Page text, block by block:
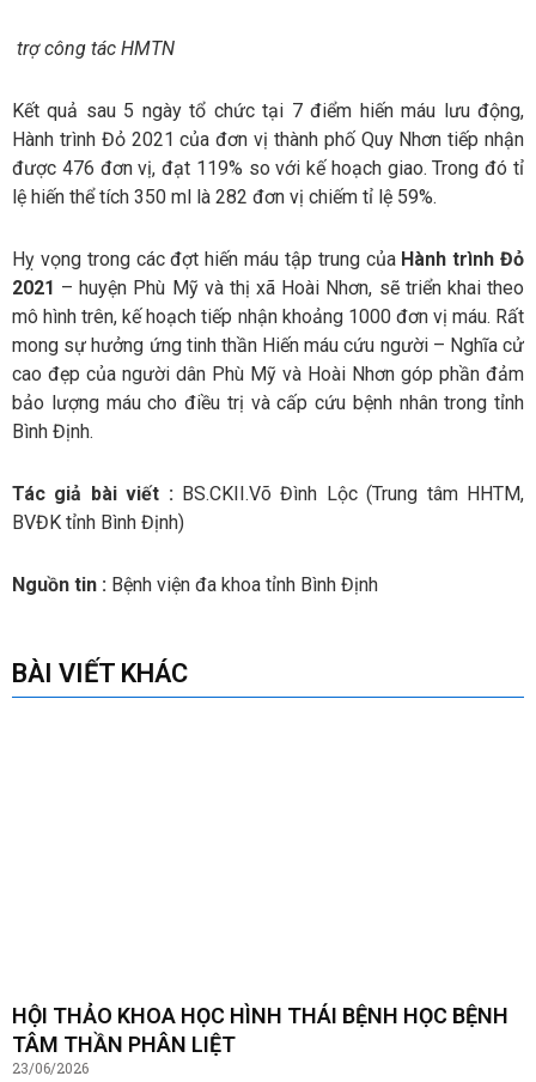
trợ công tác HMTN
Kết quả sau 5 ngày tổ chức tại 7 điểm hiến máu lưu động,
Hành trình Đỏ 2021 của đơn vị thành phố Quy Nhơn tiếp nhận
được 476 đơn vị, đạt 119% so với kế hoạch giao. Trong đó tỉ
lệ hiến thể tích 350 ml là 282 đơn vị chiếm tỉ lệ 59%.
Hỵ vọng trong các đợt hiến máu tập trung của Hành trình Đỏ
2021 – huyện Phù Mỹ và thị xã Hoài Nhơn, sẽ triển khai theo
mô hình trên, kế hoạch tiếp nhận khoảng 1000 đơn vị máu. Rất
mong sự hưởng ứng tinh thần Hiến máu cứu người – Nghĩa cử
cao đẹp của người dân Phù Mỹ và Hoài Nhơn góp phần đảm
bảo lượng máu cho điều trị và cấp cứu bệnh nhân trong tỉnh
Bình Định.
Tác giả bài viết : BS.CKII.Võ Đình Lộc (Trung tâm HHTM,
BVĐK tỉnh Bình Định)
Nguồn tin : Bệnh viện đa khoa tỉnh Bình Định
BÀI VIẾT KHÁC
HỘI THẢO KHOA HỌC HÌNH THÁI BỆNH HỌC BỆNH
TÂM THẦN PHÂN LIỆT
23/06/2026